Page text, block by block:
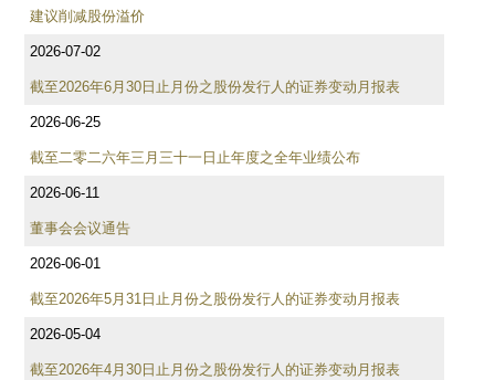
建议削减股份溢价
2026-07-02
截至2026年6月30日止月份之股份发行人的证券变动月报表
2026-06-25
截至二零二六年三月三十一日止年度之全年业绩公布
2026-06-11
董事会会议通告
2026-06-01
截至2026年5月31日止月份之股份发行人的证券变动月报表
2026-05-04
截至2026年4月30日止月份之股份发行人的证券变动月报表